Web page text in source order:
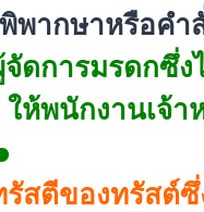
พากษาหรือคำ
ดการมรดกซึ่ง
ห้พนักงานเจ้า
สตีของทรัสต์ซึ่